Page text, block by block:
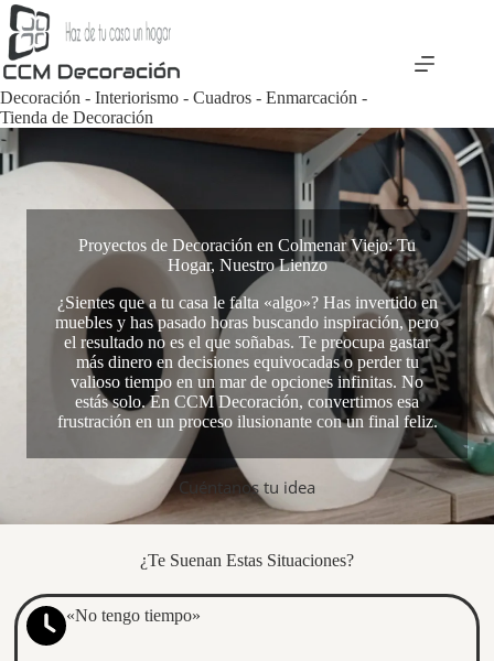
Saltar
al
contenido
Decoración - Interiorismo - Cuadros - Enmarcación -
Tienda de Decoración
Proyectos de Decoración en Colmenar Viejo: Tu
Hogar, Nuestro Lienzo
¿Sientes que a tu casa le falta «algo»? Has invertido en
muebles y has pasado horas buscando inspiración, pero
el resultado no es el que soñabas. Te preocupa gastar
más dinero en decisiones equivocadas o perder tu
valioso tiempo en un mar de opciones infinitas. No
estás solo. En CCM Decoración, convertimos esa
frustración en un proceso ilusionante con un final feliz.
Cuéntanos tu idea
¿Te Suenan Estas Situaciones?
«No tengo tiempo»